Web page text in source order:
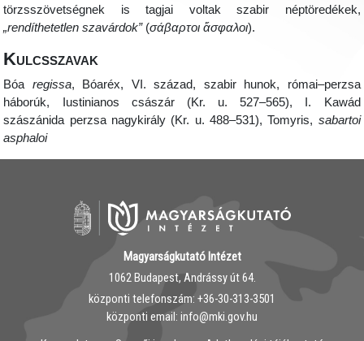
törzsszövetségnek is tagjai voltak szabir néptöredékek,
„rendíthetetlen szavárdok”(σάβαρτοι ἄσφαλοι).
Kulcsszavak
Bóa regissa, Bóaréx, VI. század, szabir hunok, római–perzsa
háborúk, Iustinianos császár (Kr. u. 527–565), I. Kawád
szászánida perzsa nagykirály (Kr. u. 488–531), Tomyris, sabartoi
asphaloi
Magyarságkutató Intézet
1062 Budapest, Andrássy út 64.
központi telefonszám: ‭+36-30-313-3501
központi email: info@mki.gov.hu